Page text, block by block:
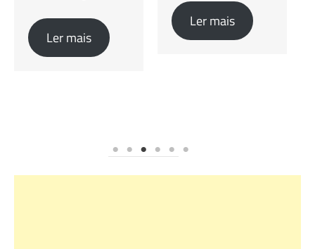
Ler mais
na Zona Sul...